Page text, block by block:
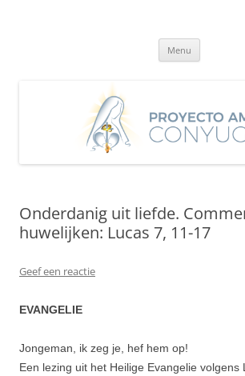
Menu
Onderdanig uit liefde.
huwelijken: Lucas 7, 11-17
Geef een reactie
EVANGELIE
Jongeman, ik zeg je, hef hem op!
Een lezing uit het Heilige Evangelie volgens